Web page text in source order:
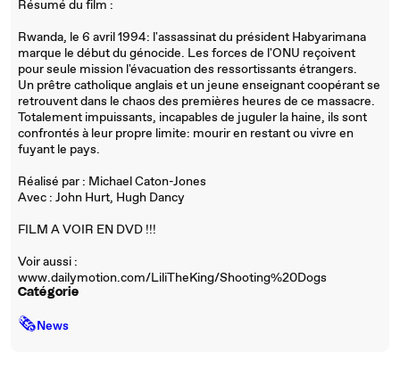
Résumé du film :
Rwanda, le 6 avril 1994: l'assassinat du président Habyarimana
marque le début du génocide. Les forces de l'ONU reçoivent
pour seule mission l'évacuation des ressortissants étrangers.
Un prêtre catholique anglais et un jeune enseignant coopérant se
retrouvent dans le chaos des premières heures de ce massacre.
Totalement impuissants, incapables de juguler la haine, ils sont
confrontés à leur propre limite: mourir en restant ou vivre en
fuyant le pays.
Réalisé par : Michael Caton-Jones
Avec : John Hurt, Hugh Dancy
FILM A VOIR EN DVD !!!
Voir aussi :
www.dailymotion.com/LiliTheKing/Shooting%20Dogs
Catégorie
🗞News